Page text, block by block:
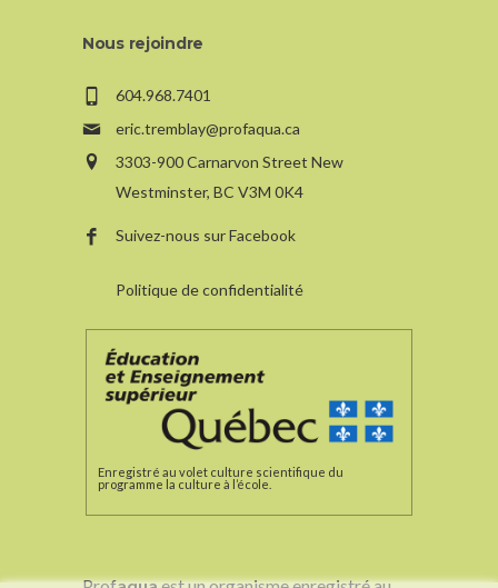
Nous rejoindre
604.968.7401
eric.tremblay@profaqua.ca
3303-900 Carnarvon Street New
Westminster, BC V3M 0K4
Suivez-nous sur Facebook
Politique de confidentialité
Enregistré au volet culture scientifique du
programme la culture à l’école.